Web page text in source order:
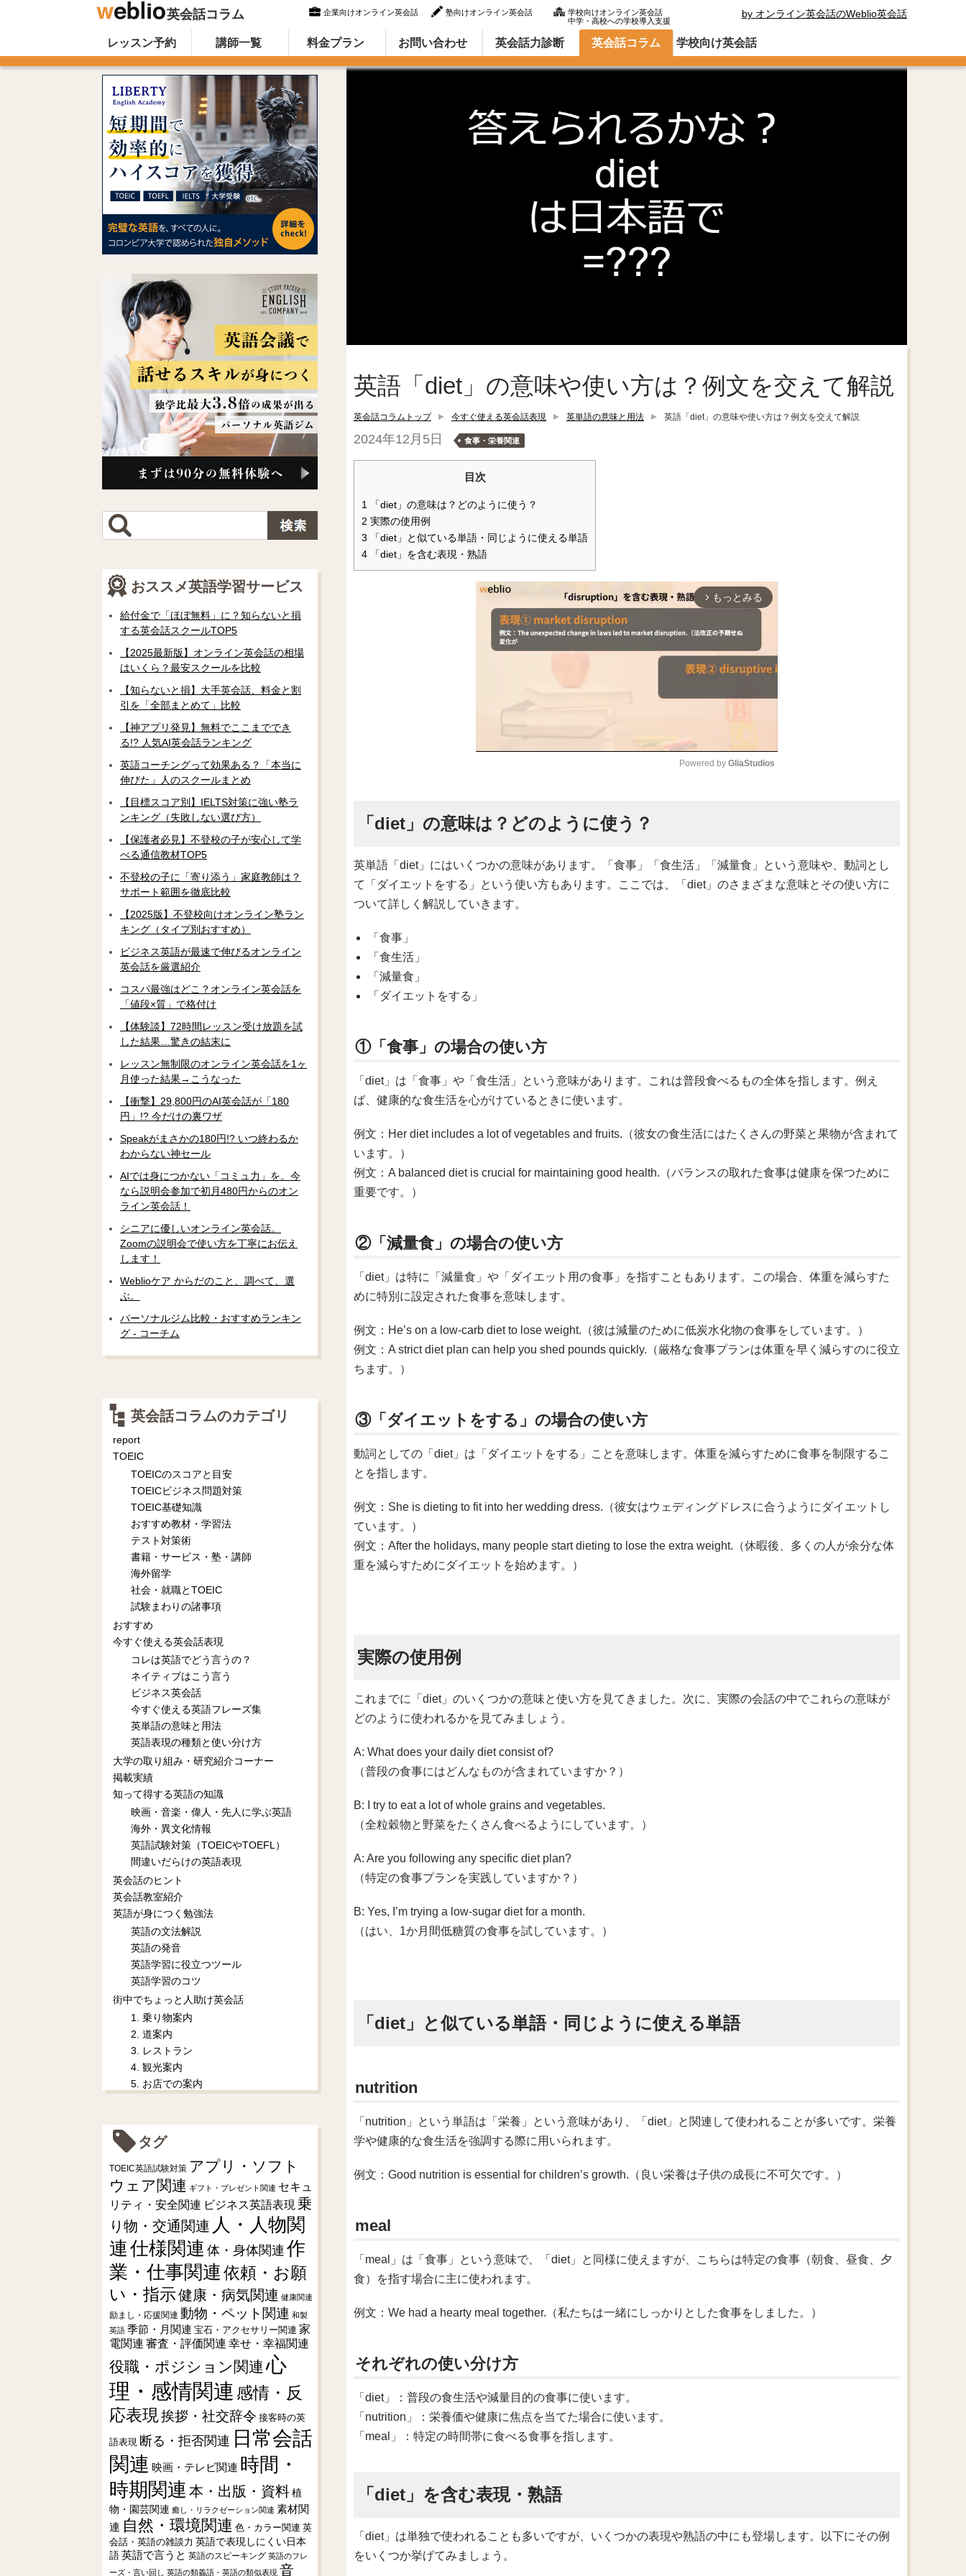
英会話コラム 企業向けオンライン英会話 塾向けオンライン英会話
学校向けオンライン英会話
中学・高校への学校導入支援
by オンライン英会話のWeblio英会話
オンライン英会話のWeblio英会話コラム（英語での言い方・英語表現）
Skip to content
レッスン予約 講師一覧 料金プラン お問い合わせ 英会話力診断 英会話コラム 学校向け英会話
英語「diet」の意味や使い方は？例文を交えて解説
英会話コラムトップ 今すぐ使える英会話表現 英単語の意味と用法 英語「diet」の意味や使い方は？例文を交えて解説
2024年12月5日 食事・栄養関連
目次
1 「diet」の意味は？どのように使う？
2 実際の使用例
3 「diet」と似ている単語・同じように使える単語
4 「diet」を含む表現・熟語
arrow_forward_ios もっとみる
e
Powered by GliaStudios
「diet」の意味は？どのように使う？
英単語「diet」にはいくつかの意味があります。「食事」「食生活」「減量食」という意味や、動詞とし
て「ダイエットをする」という使い方もあります。ここでは、「diet」のさまざまな意味とその使い方に
ついて詳しく解説していきます。
「食事」
「食生活」
「減量食」
「ダイエットをする」
①「食事」の場合の使い方
「diet」は「食事」や「食生活」という意味があります。これは普段食べるもの全体を指します。例え
ば、健康的な食生活を心がけているときに使います。
例文：Her diet includes a lot of vegetables and fruits.（彼女の食生活にはたくさんの野菜と果物が含まれて
います。）
例文：A balanced diet is crucial for maintaining good health.（バランスの取れた食事は健康を保つために
重要です。）
②「減量食」の場合の使い方
「diet」は特に「減量食」や「ダイエット用の食事」を指すこともあります。この場合、体重を減らすた
めに特別に設定された食事を意味します。
例文：He’s on a low-carb diet to lose weight.（彼は減量のために低炭水化物の食事をしています。）
例文：A strict diet plan can help you shed pounds quickly.（厳格な食事プランは体重を早く減らすのに役立
ちます。）
③「ダイエットをする」の場合の使い方
動詞としての「diet」は「ダイエットをする」ことを意味します。体重を減らすために食事を制限するこ
とを指します。
例文：She is dieting to fit into her wedding dress.（彼女はウェディングドレスに合うようにダイエットし
ています。）
例文：After the holidays, many people start dieting to lose the extra weight.（休暇後、多くの人が余分な体
重を減らすためにダイエットを始めます。）
実際の使用例
これまでに「diet」のいくつかの意味と使い方を見てきました。次に、実際の会話の中でこれらの意味が
どのように使われるかを見てみましょう。
A: What does your daily diet consist of?
（普段の食事にはどんなものが含まれていますか？）
B: I try to eat a lot of whole grains and vegetables.
（全粒穀物と野菜をたくさん食べるようにしています。）
A: Are you following any specific diet plan?
（特定の食事プランを実践していますか？）
B: Yes, I’m trying a low-sugar diet for a month.
（はい、1か月間低糖質の食事を試しています。）
「diet」と似ている単語・同じように使える単語
nutrition
「nutrition」という単語は「栄養」という意味があり、「diet」と関連して使われることが多いです。栄養
学や健康的な食生活を強調する際に用いられます。
例文：Good nutrition is essential for children’s growth.（良い栄養は子供の成長に不可欠です。）
meal
「meal」は「食事」という意味で、「diet」と同様に使えますが、こちらは特定の食事（朝食、昼食、夕
食）を指す場合に主に使われます。
例文：We had a hearty meal together.（私たちは一緒にしっかりとした食事をしました。）
それぞれの使い分け方
「diet」：普段の食生活や減量目的の食事に使います。
「nutrition」：栄養価や健康に焦点を当てた場合に使います。
「meal」：特定の時間帯に食べる食事を指します。
「diet」を含む表現・熟語
「diet」は単独で使われることも多いですが、いくつかの表現や熟語の中にも登場します。以下にその例
をいくつか挙げてみましょう。
おススメ英語学習サービス
給付金で「ほぼ無料」に？知らないと損
する英会話スクールTOP5
【2025最新版】オンライン英会話の相場
はいくら？最安スクールを比較
【知らないと損】大手英会話、料金と割
引を「全部まとめて」比較
【神アプリ発見】無料でここまででき
る!? 人気AI英会話ランキング
英語コーチングって効果ある？「本当に
伸びた」人のスクールまとめ
【目標スコア別】IELTS対策に強い塾ラ
ンキング（失敗しない選び方）
【保護者必見】不登校の子が安心して学
べる通信教材TOP5
不登校の子に「寄り添う」家庭教師は？
サポート範囲を徹底比較
【2025版】不登校向けオンライン塾ラン
キング（タイプ別おすすめ）
ビジネス英語が最速で伸びるオンライン
英会話を厳選紹介
コスパ最強はどこ？オンライン英会話を
「値段×質」で格付け
【体験談】72時間レッスン受け放題を試
した結果…驚きの結末に
レッスン無制限のオンライン英会話を1ヶ
月使った結果→こうなった
【衝撃】29,800円のAI英会話が「180
円」!? 今だけの裏ワザ
Speakがまさかの180円!? いつ終わるか
わからない神セール
AIでは身につかない「コミュ力」を。今
なら説明会参加で初月480円からのオン
ライン英会話！
シニアに優しいオンライン英会話。
Zoomの説明会で使い方を丁寧にお伝え
します！
Weblioケア からだのこと、調べて、選
ぶ。
パーソナルジム比較・おすすめランキン
グ - コーチム
英会話コラムのカテゴリ
report
TOEIC
TOEICのスコアと目安
TOEICビジネス問題対策
TOEIC基礎知識
おすすめ教材・学習法
テスト対策術
書籍・サービス・塾・講師
海外留学
社会・就職とTOEIC
試験まわりの諸事項
おすすめ
今すぐ使える英会話表現
コレは英語でどう言うの？
ネイティブはこう言う
ビジネス英会話
今すぐ使える英語フレーズ集
英単語の意味と用法
英語表現の種類と使い分け方
大学の取り組み・研究紹介コーナー
掲載実績
知って得する英語の知識
映画・音楽・偉人・先人に学ぶ英語
海外・異文化情報
英語試験対策（TOEICやTOEFL）
間違いだらけの英語表現
英会話のヒント
英会話教室紹介
英語が身につく勉強法
英語の文法解説
英語の発音
英語学習に役立つツール
英語学習のコツ
街中でちょっと人助け英会話
1. 乗り物案内
2. 道案内
3. レストラン
4. 観光案内
5. お店での案内
タグ
TOEIC英語試験対策 アプリ・ソフト
ウェア関連 ギフト・プレゼント関連 セキュ
リティ・安全関連 ビジネス英語表現 乗
り物・交通関連 人・人物関
連仕様関連 体・身体関連 作
業・仕事関連依頼・お願
い・指示健康・病気関連 健康関連
励まし・応援関連 動物・ペット関連 和製
英語 季節・月関連 宝石・アクセサリー関連 家
電関連 審査・評価関連 幸せ・幸福関連
役職・ポジション関連 心
理・感情関連 感情・反
応表現挨拶・社交辞令 接客時の英
語表現 断る・拒否関連 日常会話
関連 映画・テレビ関連 時間・
時期関連 本・出版・資料植
物・園芸関連 癒し・リラクゼーション関連 素材関
連 自然・環境関連 色・カラー関連 英
会話・英語の雑談力 英語で表現しにくい日本
語 英語で言うと 英語のスピーキング 英語のフレ
ーズ・言い回し 英語の類義語・英語の類似表現 音